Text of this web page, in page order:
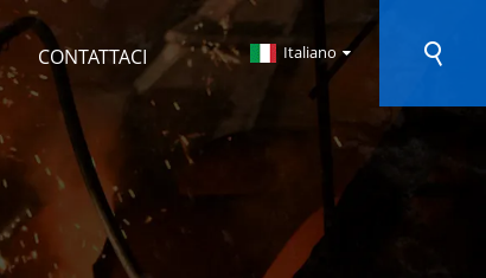
CONTATTACI Italiano